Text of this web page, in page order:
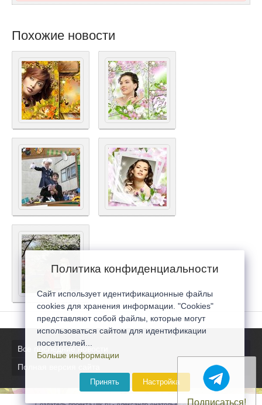
Похожие новости
Все последние новости
Полная версия сайта
Подписаться!
Политика конфиденциальности
Сайт использует идентификационные файлы
cookies для хранения информации. "Cookies"
представляют собой файлы, которые могут
использоваться сайтом для идентификации
посетителей...
Больше информации
Принять Настройка